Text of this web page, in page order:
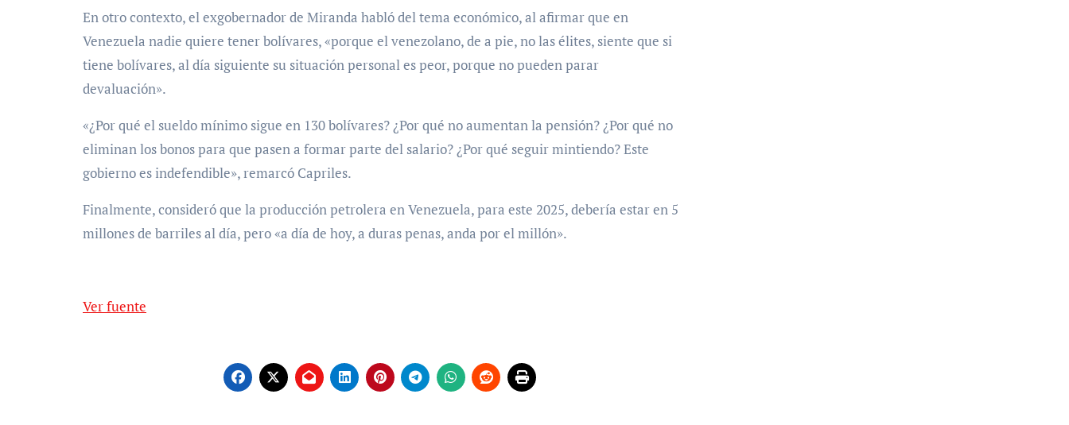
En otro contexto, el exgobernador de Miranda habló del tema económico, al afirmar que en
Venezuela nadie quiere tener bolívares, «porque el venezolano, de a pie, no las élites, siente que si
tiene bolívares, al día siguiente su situación personal es peor, porque no pueden parar
devaluación».
«¿Por qué el sueldo mínimo sigue en 130 bolívares? ¿Por qué no aumentan la pensión? ¿Por qué no
eliminan los bonos para que pasen a formar parte del salario? ¿Por qué seguir mintiendo? Este
gobierno es indefendible», remarcó Capriles.
Finalmente, consideró que la producción petrolera en Venezuela, para este 2025, debería estar en 5
millones de barriles al día, pero «a día de hoy, a duras penas, anda por el millón».
Ver fuente